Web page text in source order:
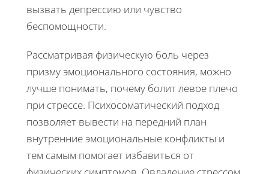
вызвать депрессию или чувство
беспомощности.
Рассматривая физическую боль через
призму эмоционального состояния, можно
лучше понимать, почему болит левое плечо
при стрессе. Психосоматический подход
позволяет вывести на передний план
внутренние эмоциональные конфликты и
тем самым помогает избавиться от